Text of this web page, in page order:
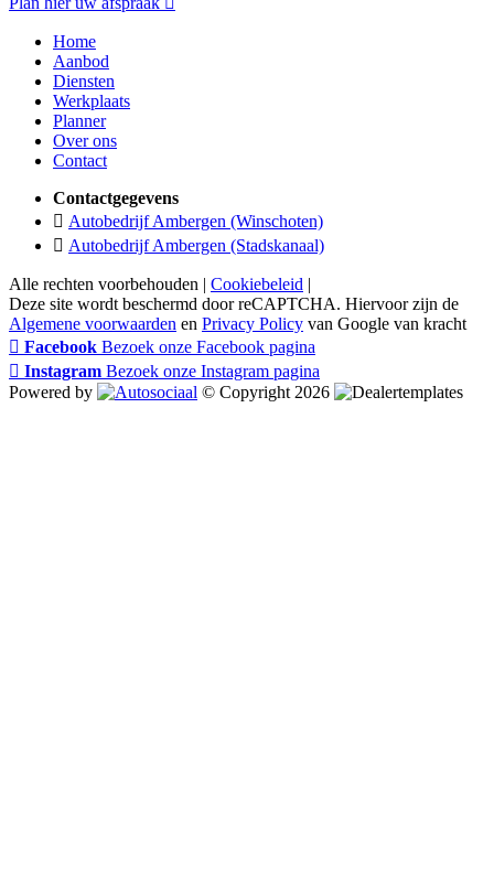
Home
Aanbod
Diensten
Werkplaats
Planner
Over ons
Contact
Contactgegevens
Autobedrijf Ambergen (Winschoten)
Autobedrijf Ambergen (Stadskanaal)
Alle rechten voorbehouden | Cookiebeleid |
Deze site wordt beschermd door reCAPTCHA. Hiervoor zijn de
Algemene voorwaarden en Privacy Policy van Google van kracht
Facebook Bezoek onze Facebook pagina
Instagram Bezoek onze Instagram pagina
Powered by
© Copyright 2026